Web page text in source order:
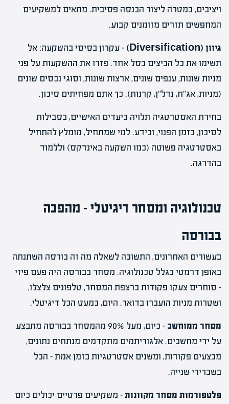
ויציבים, במטרה ליצור הכנסה פסיבית. מתאים למשקיעים
המחפשים תזרים מזומנים קבוע.
גיוון (Diversification)
– עקרון בסיסי בהשקעה: אל
תשימו את כל הביצים בסל אחד. פזרו את ההשקעות על פני
מניות שונות, ענפים שונים, ארצות שונות, וסוגי נכסים שונים
(מניות, אג"ח, נדל"ן, קרנות). כך אתם מפחיתים סיכון.
בחירת האסטרטגיה תלויה ביעדים האישיים, בסבילות
לסיכון, בזמן הפנוי, ובידע. למי שמתחיל, מומלץ להתחיל
באסטרטגיה פשוטה (כמו השקעה באינדקס) וללמוד
בהדרגה.
טכנולוגיה ומסחר דיגיטלי – מהפכה
בבורסה
בעשורים האחרונים, התשובה לשאלה מה זה בורסה השתנתה
באופן דרמטי בגלל טכנולוגיה. מסחר בבורסה היה פעם פיזי
– סוחרים צעקו פקודות ברצפת המסחר, טלפונים צלצלו,
ושטרות מניות הועברו בדואר. היום, כמעט הכל דיגיטלי.
מסחר ממוחשב
– כיום, מעל 90% מהמסחר בבורסה מתבצע
על ידי מחשבים. אלגוריתמים מתקדמים מנתחים נתונים,
מבצעים פקודות, ומשנים אסטרטגיות בזמן אמת – הכל
בשברירי שנייה.
פלטפורמות מסחר מקוונות– משקיעים פרטיים יכולים כיום